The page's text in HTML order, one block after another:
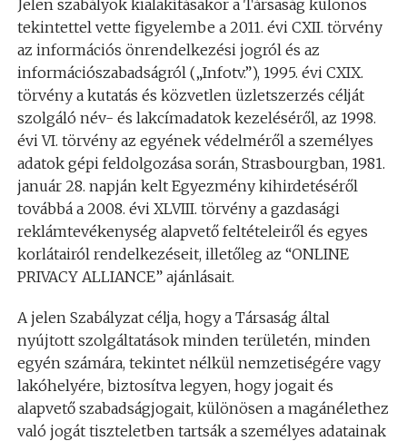
Jelen szabályok kialakításakor a Társaság különös
tekintettel vette figyelembe a 2011. évi CXII. törvény
az információs önrendelkezési jogról és az
információszabadságról („Infotv.”), 1995. évi CXIX.
törvény a kutatás és közvetlen üzletszerzés célját
szolgáló név- és lakcímadatok kezeléséről, az 1998.
évi VI. törvény az egyének védelméről a személyes
adatok gépi feldolgozása során, Strasbourgban, 1981.
január 28. napján kelt Egyezmény kihirdetéséről
továbbá a 2008. évi XLVIII. törvény a gazdasági
reklámtevékenység alapvető feltételeiről és egyes
korlátairól rendelkezéseit, illetőleg az “ONLINE
PRIVACY ALLIANCE” ajánlásait.
A jelen Szabályzat célja, hogy a Társaság által
nyújtott szolgáltatások minden területén, minden
egyén számára, tekintet nélkül nemzetiségére vagy
lakóhelyére, biztosítva legyen, hogy jogait és
alapvető szabadságjogait, különösen a magánélethez
való jogát tiszteletben tartsák a személyes adatainak